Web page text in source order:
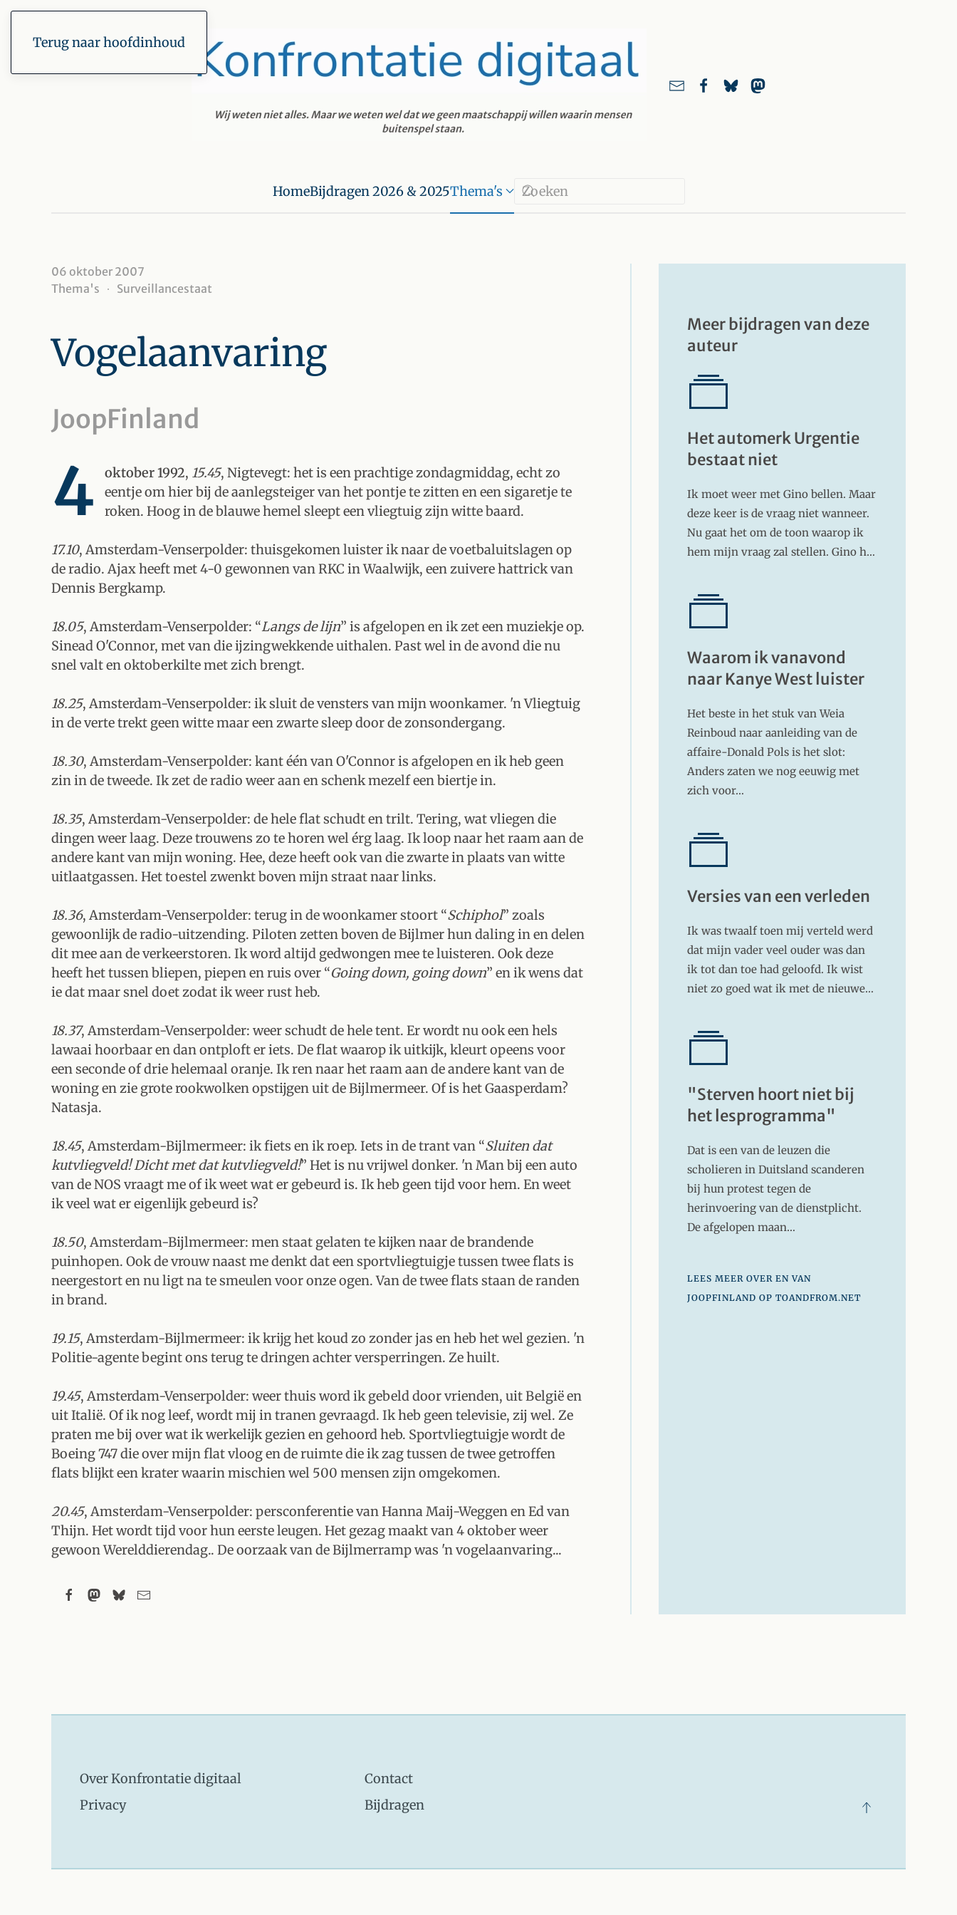
Terug naar hoofdinhoud
HomeBijdragen 2026 & 2025Thema's
06 oktober 2007
Thema's
Surveillancestaat
Vogelaanvaring
JoopFinland
4 oktober 1992, 15.45, Nigtevegt: het is een prachtige zondagmiddag, echt zo
eentje om hier bij de aanlegsteiger van het pontje te zitten en een sigaretje te
roken. Hoog in de blauwe hemel sleept een vliegtuig zijn witte baard.
17.10, Amsterdam-Venserpolder: thuisgekomen luister ik naar de voetbaluitslagen op
de radio. Ajax heeft met 4-0 gewonnen van RKC in Waalwijk, een zuivere hattrick van
Dennis Bergkamp.
18.05, Amsterdam-Venserpolder: “Langs de lijn” is afgelopen en ik zet een muziekje op.
Sinead O'Connor, met van die ijzingwekkende uithalen. Past wel in de avond die nu
snel valt en oktoberkilte met zich brengt.
18.25, Amsterdam-Venserpolder: ik sluit de vensters van mijn woonkamer. 'n Vliegtuig
in de verte trekt geen witte maar een zwarte sleep door de zonsondergang.
18.30, Amsterdam-Venserpolder: kant één van O'Connor is afgelopen en ik heb geen
zin in de tweede. Ik zet de radio weer aan en schenk mezelf een biertje in.
18.35, Amsterdam-Venserpolder: de hele flat schudt en trilt. Tering, wat vliegen die
dingen weer laag. Deze trouwens zo te horen wel érg laag. Ik loop naar het raam aan de
andere kant van mijn woning. Hee, deze heeft ook van die zwarte in plaats van witte
uitlaatgassen. Het toestel zwenkt boven mijn straat naar links.
18.36, Amsterdam-Venserpolder: terug in de woonkamer stoort “Schiphol” zoals
gewoonlijk de radio-uitzending. Piloten zetten boven de Bijlmer hun daling in en delen
dit mee aan de verkeerstoren. Ik word altijd gedwongen mee te luisteren. Ook deze
heeft het tussen bliepen, piepen en ruis over “Going down, going down” en ik wens dat
ie dat maar snel doet zodat ik weer rust heb.
18.37, Amsterdam-Venserpolder: weer schudt de hele tent. Er wordt nu ook een hels
lawaai hoorbaar en dan ontploft er iets. De flat waarop ik uitkijk, kleurt opeens voor
een seconde of drie helemaal oranje. Ik ren naar het raam aan de andere kant van de
woning en zie grote rookwolken opstijgen uit de Bijlmermeer. Of is het Gaasperdam?
Natasja.
18.45, Amsterdam-Bijlmermeer: ik fiets en ik roep. Iets in de trant van “Sluiten dat
kutvliegveld! Dicht met dat kutvliegveld!” Het is nu vrijwel donker. 'n Man bij een auto
van de NOS vraagt me of ik weet wat er gebeurd is. Ik heb geen tijd voor hem. En weet
ik veel wat er eigenlijk gebeurd is?
18.50, Amsterdam-Bijlmermeer: men staat gelaten te kijken naar de brandende
puinhopen. Ook de vrouw naast me denkt dat een sportvliegtuigje tussen twee flats is
neergestort en nu ligt na te smeulen voor onze ogen. Van de twee flats staan de randen
in brand.
19.15, Amsterdam-Bijlmermeer: ik krijg het koud zo zonder jas en heb het wel gezien. 'n
Politie-agente begint ons terug te dringen achter versperringen. Ze huilt.
19.45, Amsterdam-Venserpolder: weer thuis word ik gebeld door vrienden, uit België en
uit Italië. Of ik nog leef, wordt mij in tranen gevraagd. Ik heb geen televisie, zij wel. Ze
praten me bij over wat ik werkelijk gezien en gehoord heb. Sportvliegtuigje wordt de
Boeing 747 die over mijn flat vloog en de ruimte die ik zag tussen de twee getroffen
flats blijkt een krater waarin mischien wel 500 mensen zijn omgekomen.
20.45, Amsterdam-Venserpolder: persconferentie van Hanna Maij-Weggen en Ed van
Thijn. Het wordt tijd voor hun eerste leugen. Het gezag maakt van 4 oktober weer
gewoon Werelddierendag.. De oorzaak van de Bijlmerramp was 'n vogelaanvaring...
Meer bijdragen van deze
auteur
Het automerk Urgentie
bestaat niet
Ik moet weer met Gino bellen. Maar
deze keer is de vraag niet wanneer.
Nu gaat het om de toon waarop ik
hem mijn vraag zal stellen. Gino h…
Waarom ik vanavond
naar Kanye West luister
Het beste in het stuk van Weia
Reinboud naar aanleiding van de
affaire-Donald Pols is het slot:
Anders zaten we nog eeuwig met
zich voor…
Versies van een verleden
Ik was twaalf toen mij verteld werd
dat mijn vader veel ouder was dan
ik tot dan toe had geloofd. Ik wist
niet zo goed wat ik met de nieuwe…
"Sterven hoort niet bij
het lesprogramma"
Dat is een van de leuzen die
scholieren in Duitsland scanderen
bij hun protest tegen de
herinvoering van de dienstplicht.
De afgelopen maan…
LEES MEER OVER EN VAN
JOOPFINLAND OP TOANDFROM.NET
Over Konfrontatie digitaal
Privacy
Contact
Bijdragen